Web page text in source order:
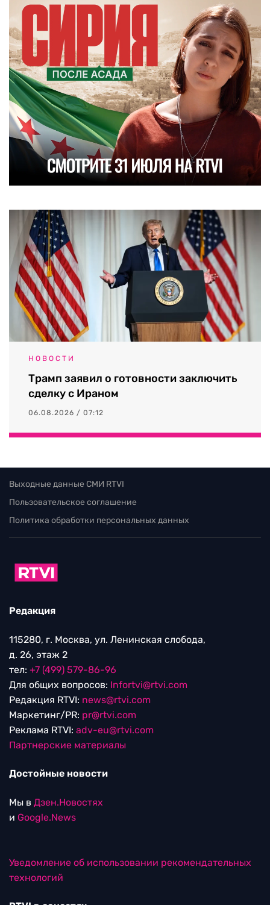
НОВОСТИ
Трамп заявил о готовности заключить
сделку с Ираном
06.08.2026 / 07:12
Выходные данные СМИ RTVI
Пользовательское соглашение
Политика обработки персональных данных
Редакция
115280, г. Москва, ул. Ленинская слобода,
д. 26, этаж 2
тел: +7 (499) 579-86-96
Для общих вопросов: Infortvi@rtvi.com
Редакция RTVI: news@rtvi.com
Маркетинг/PR: pr@rtvi.com
Реклама RTVI: adv-eu@rtvi.com
Партнерские материалы
Достойные новости
Мы в Дзен.Новостях
и Google.News
Уведомление об использовании рекомендательных
технологий